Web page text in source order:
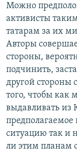
Можно
активисты
татарам за их
Авторы
стороны,
подчинить,
другой стороны
того, чтобы как
выдавливать из
ситуацию так и
ли этим планам